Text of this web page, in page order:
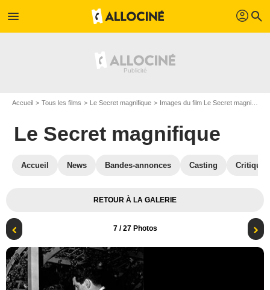
menu profil search
Accueil Tous les films Le Secret magnifique Images du film Le Secret magnifique
Le Secret magnifique
Accueil News Bandes-annonces Casting
RETOUR À LA GALERIE
7/ 27 Photos